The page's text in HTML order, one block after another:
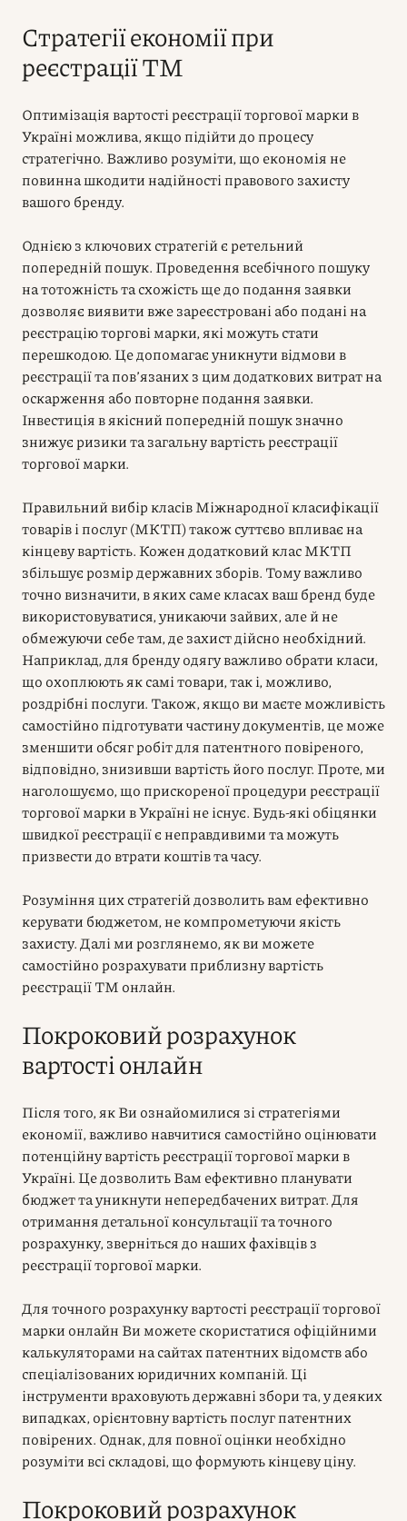
Стратегії економії при
реєстрації ТМ
Оптимізація вартості реєстрації торгової марки в
Україні можлива, якщо підійти до процесу
стратегічно. Важливо розуміти, що економія не
повинна шкодити надійності правового захисту
вашого бренду.
Однією з ключових стратегій є ретельний
попередній пошук. Проведення всебічного пошуку
на тотожність та схожість ще до подання заявки
дозволяє виявити вже зареєстровані або подані на
реєстрацію торгові марки, які можуть стати
перешкодою. Це допомагає уникнути відмови в
реєстрації та пов’язаних з цим додаткових витрат на
оскарження або повторне подання заявки.
Інвестиція в якісний попередній пошук значно
знижує ризики та загальну вартість реєстрації
торгової марки.
Правильний вибір класів Міжнародної класифікації
товарів і послуг (МКТП) також суттєво впливає на
кінцеву вартість. Кожен додатковий клас МКТП
збільшує розмір державних зборів. Тому важливо
точно визначити, в яких саме класах ваш бренд буде
використовуватися, уникаючи зайвих, але й не
обмежуючи себе там, де захист дійсно необхідний.
Наприклад, для бренду одягу важливо обрати класи,
що охоплюють як самі товари, так і, можливо,
роздрібні послуги. Також, якщо ви маєте можливість
самостійно підготувати частину документів, це може
зменшити обсяг робіт для патентного повіреного,
відповідно, знизивши вартість його послуг. Проте, ми
наголошуємо, що прискореної процедури реєстрації
торгової марки в Україні не існує. Будь-які обіцянки
швидкої реєстрації є неправдивими та можуть
призвести до втрати коштів та часу.
Розуміння цих стратегій дозволить вам ефективно
керувати бюджетом, не компрометуючи якість
захисту. Далі ми розглянемо, як ви можете
самостійно розрахувати приблизну вартість
реєстрації ТМ онлайн.
Покроковий розрахунок
вартості онлайн
Після того, як Ви ознайомилися зі стратегіями
економії, важливо навчитися самостійно оцінювати
потенційну вартість реєстрації торгової марки в
Україні. Це дозволить Вам ефективно планувати
бюджет та уникнути непередбачених витрат. Для
отримання детальної консультації та точного
розрахунку, зверніться до наших фахівців з
реєстрації торгової марки.
Для точного розрахунку вартості реєстрації торгової
марки онлайн Ви можете скористатися офіційними
калькуляторами на сайтах патентних відомств або
спеціалізованих юридичних компаній. Ці
інструменти враховують державні збори та, у деяких
випадках, орієнтовну вартість послуг патентних
повірених. Однак, для повної оцінки необхідно
розуміти всі складові, що формують кінцеву ціну.
Покроковий розрахунок